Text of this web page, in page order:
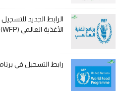
الرابط الجديد
الأغذية العالمي (WFP) – قطاع غزة
رابط التسجيل في